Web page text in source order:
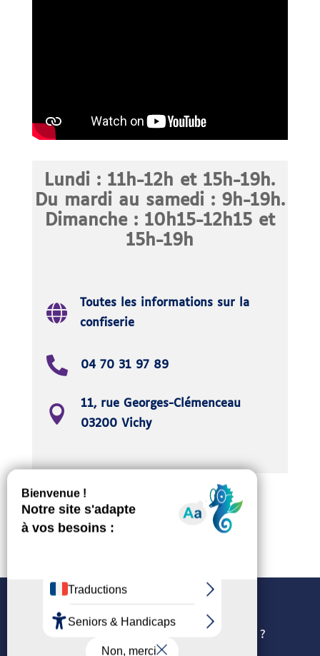
Lundi : 11h-12h et 15h-19h.
Du mardi au samedi : 9h-19h.
Dimanche : 10h15-12h15 et
15h-19h
Toutes les informations sur la
confiserie
04 70 31 97 89
11, rue Georges-Clémenceau
03200 Vichy
Accès
Politique de confidentialité
Comment utilisons-nous les cookies ?